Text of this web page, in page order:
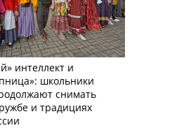
интеллект и
школьники
снимать
и традициях